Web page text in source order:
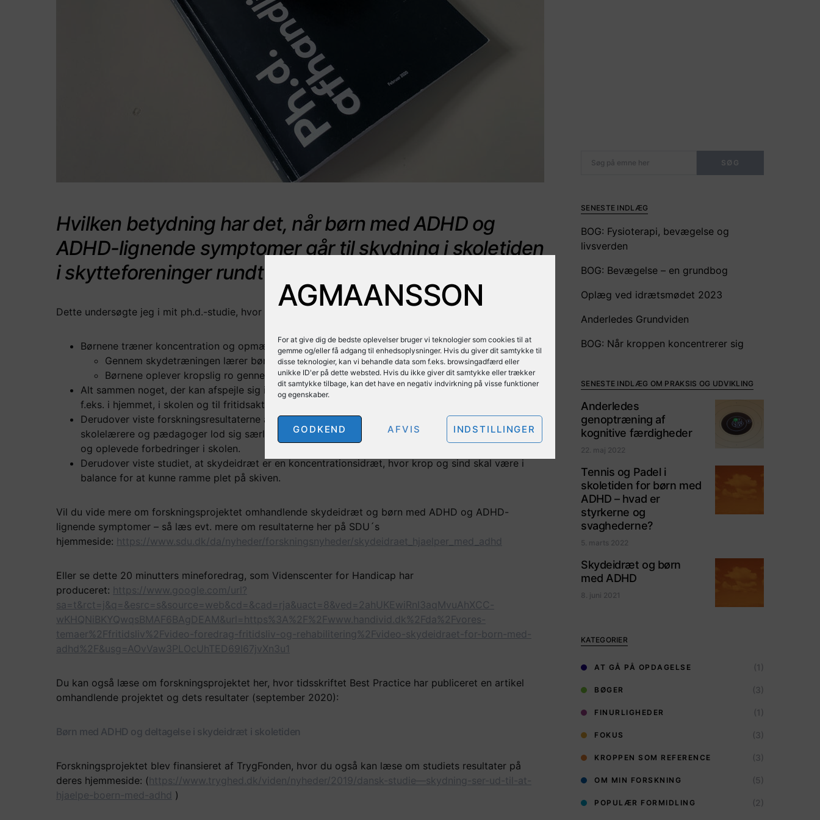
AGMAANSSON
For at give dig de bedste oplevelser bruger vi teknologier som cookies til at
gemme og/eller få adgang til enhedsoplysninger. Hvis du giver dit samtykke til
disse teknologier, kan vi behandle data som f.eks. browsingadfærd eller
unikke ID'er på dette websted. Hvis du ikke giver dit samtykke eller trækker
dit samtykke tilbage, kan det have en negativ indvirkning på visse funktioner
og egenskaber.
GODKEND AFVIS INDSTILLINGER
Hvilken betydning har det, når børn med ADHD og
ADHD-lignende symptomer går til skydning i skoletiden
i skytteforeninger rundt om i Danmark?
Dette undersøgte jeg i mit ph.d.-studie, hvor forskningsprojektets hovedresultater viser, at:
Børnene træner koncentration og opmærksomhed gennem deres deltagelse i skydeidræt
Gennem skydetræningen lærer børnene at fokusere på én ting ad gangen
Børnene oplever kropslig ro gennem deres deltagelse i skydeidræt
Alt sammen noget, der kan afspejle sig i andre sammenhænge end kun under skydetræningen –
f.eks. i hjemmet, i skolen og til fritidsaktiviteter.
Derudover viste forskningsresultaterne at nogle forældre oplevede forbedringer i hjemmet og nogle
skolelærere og pædagoger lod sig særligt inspirere af skydeidrætten og omlagde undervisningen
og oplevede forbedringer i skolen.
Derudover viste studiet, at skydeidræt er en koncentrationsidræt, hvor krop og sind skal være i
balance for at kunne ramme plet på skiven.
Vil du vide mere om forskningsprojektet omhandlende skydeidræt og børn med ADHD og ADHD-
lignende symptomer – så læs evt. mere om resultaterne her på SDU´s
hjemmeside: https://www.sdu.dk/da/nyheder/forskningsnyheder/skydeidraet_hjaelper_med_adhd
Eller se dette 20 minutters mineforedrag, som Videnscenter for Handicap har
produceret: https://www.google.com/url?
sa=t&rct=j&q=&esrc=s&source=web&cd=&cad=rja&uact=8&ved=2ahUKEwiRnI3aqMvuAhXCC-
wKHQNiBKYQwqsBMAF6BAgDEAM&url=https%3A%2F%2Fwww.handivid.dk%2Fda%2Fvores-
temaer%2Ffritidsliv%2Fvideo-foredrag-fritidsliv-og-rehabilitering%2Fvideo-skydeidraet-for-born-med-
adhd%2F&usg=AOvVaw3PLOcUhTED69I67jvXn3u1
Du kan også læse om forskningsprojektet her, hvor tidsskriftet Best Practice har publiceret en artikel
omhandlende projektet og dets resultater (september 2020):
Børn med ADHD og deltagelse i skydeidræt i skoletiden
Forskningsprojektet blev finansieret af TrygFonden, hvor du også kan læse om studiets resultater på
deres hjemmeside: (https://www.tryghed.dk/viden/nyheder/2019/dansk-studie—skydning-ser-ud-til-at-
hjaelpe-boern-med-adhd )
SØG
SENESTE INDLÆG
BOG: Fysioterapi, bevægelse og
livsverden
BOG: Bevægelse – en grundbog
Oplæg ved idrætsmødet 2023
Anderledes Grundviden
BOG: Når kroppen koncentrerer sig
SENESTE INDLÆG OM PRAKSIS OG UDVIKLING
Anderledes
genoptræning af
kognitive færdigheder
22. maj 2022
Tennis og Padel i
skoletiden for børn med
ADHD – hvad er
styrkerne og
svaghederne?
5. marts 2022
Skydeidræt og børn
med ADHD
8. juni 2021
KATEGORIER
AT GÅ PÅ OPDAGELSE (1)
BØGER (3)
FINURLIGHEDER (1)
FOKUS (3)
KROPPEN SOM REFERENCE (3)
OM MIN FORSKNING (5)
POPULÆR FORMIDLING (2)